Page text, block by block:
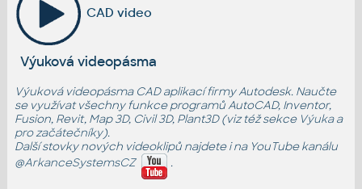
CAD video
Výuková videopásma
Výuková videopásma CAD aplikací firmy Autodesk. Naučte
se využívat všechny funkce programů AutoCAD, Inventor,
Fusion, Revit, Map 3D, Civil 3D, Plant3D (viz též sekce Výukaa
pro začátečníky).
Další stovky nových videoklipů najdete i na YouTube kanálu
@ArkanceSystemsCZ
.